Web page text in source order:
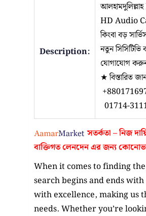
Description:
HD Audio
কিংবা বড়
নতুন সিসিটিভি
যোগাযোগ
★ বিস্তারিত
01714-
সতর্কতা – নিজ
বাক্তিগত লেনদেন এর জন্য
When it comes to finding
search begins and ends
with excellence, making us
needs. Whether you’re